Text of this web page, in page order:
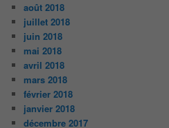
août 2018
juillet 2018
juin 2018
mai 2018
avril 2018
mars 2018
février 2018
janvier 2018
décembre 2017